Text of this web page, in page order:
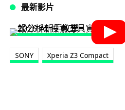
最新影片
SONY Xperia Z3 Compact